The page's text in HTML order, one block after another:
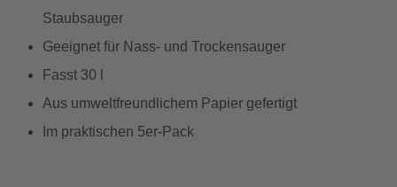
Staubsauger
Geeignet für Nass- und Trockensauger
Fasst 30 l
Aus umweltfreundlichem Papier gefertigt
Im praktischen 5er-Pack